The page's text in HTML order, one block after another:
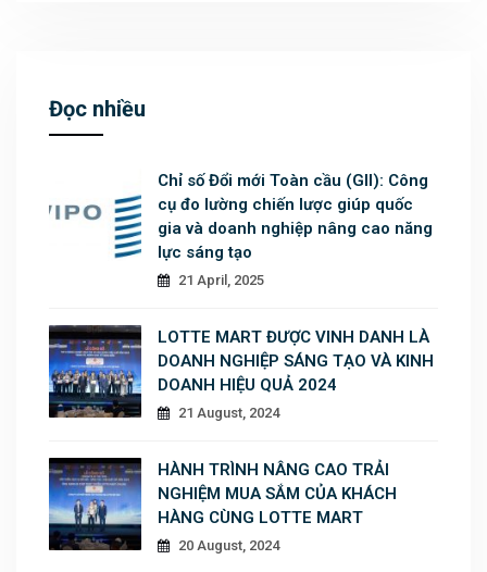
Đọc nhiều
Chỉ số Đổi mới Toàn cầu (GII): Công
cụ đo lường chiến lược giúp quốc
gia và doanh nghiệp nâng cao năng
lực sáng tạo
21 April, 2025
LOTTE MART ĐƯỢC VINH DANH LÀ
DOANH NGHIỆP SÁNG TẠO VÀ KINH
DOANH HIỆU QUẢ 2024
21 August, 2024
HÀNH TRÌNH NÂNG CAO TRẢI
NGHIỆM MUA SẮM CỦA KHÁCH
HÀNG CÙNG LOTTE MART
20 August, 2024